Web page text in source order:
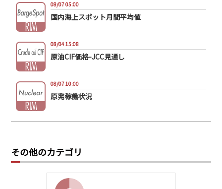
08/07 05:00
国内海上スポット月間平均値
08/04 15:08
原油CIF価格-JCC見通し
08/07 10:00
原発稼働状況
その他のカテゴリ